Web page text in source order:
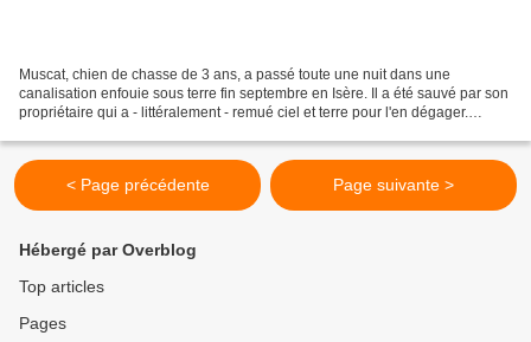
Muscat, chien de chasse de 3 ans, a passé toute une nuit dans une
canalisation enfouie sous terre fin septembre en Isère. Il a été sauvé par son
propriétaire qui a - littéralement - remué ciel et terre pour l'en dégager.
< Page précédente Page suivante >
Hébergé par Overblog
Top articles
Pages